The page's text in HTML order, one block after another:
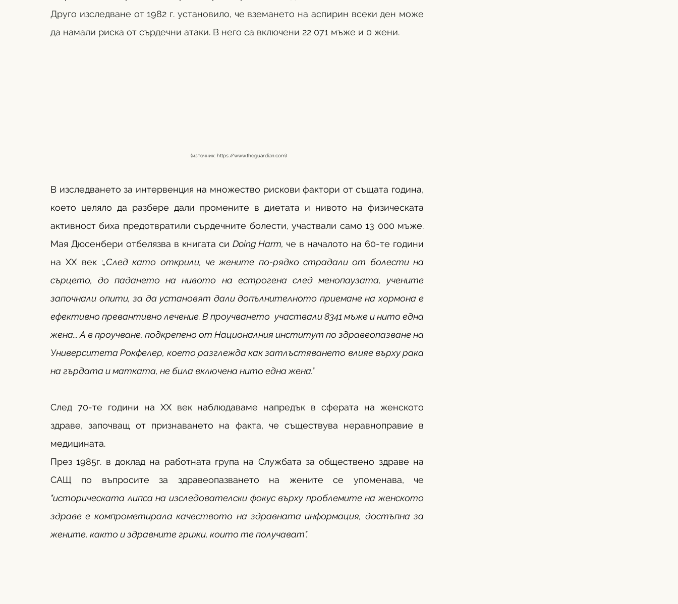
Друго изследване от 1982 г. установило, че вземането на аспирин всеки ден може
да намали риска от сърдечни атаки. В него са включени 22 071 мъже и 0 жени.
(източник: https://www.theguardian.com)
В изследването за интервенция на множество рискови фактори от същата година,
което целяло да разбере дали промените в диетата и нивото на физическата
активност биха предотвратили сърдечните болести, участвали само 13 000 мъже.
Мая Дюсенбери отбелязва в книгата си Doing Harm, че в началото на 60-те години
на ХХ век :„След като открили, че жените по-рядко страдали от болести на
сърцето, до падането на нивото на естрогена след менопаузата, учените
започнали опити, за да установят дали допълнителното приемане на хормона е
ефективно превантивно лечение. В проучването  участвали 8341 мъже и нито една
жена... А в проучване, подкрепено от Националния институт по здравеопазване на
Университета Рокфелер, което разглежда как затлъстяването влияе върху рака
на гърдата и матката, не била включена нито една жена."
След 70-те години на ХХ век наблюдаваме напредък в сферата на женското
здраве, започващ от признаването на факта, че съществува неравноправие в
медицината.
През 1985г. в доклад на работната група на Службата за обществено здраве на
"историческата липса на изследователски фокус върху проблемите на женското
здраве е компрометирала качеството на здравната информация, достъпна за
жените, както и здравните грижи, които те получават".